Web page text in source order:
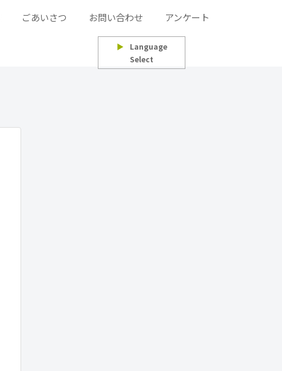
ごあいさつ お問い合わせ アンケート
▶
Language
Select